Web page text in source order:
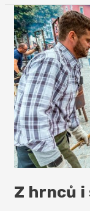
Z hrnců i